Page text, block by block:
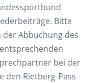
Bitte
der Abbuchung des
bei der
den Rietberg-Pass